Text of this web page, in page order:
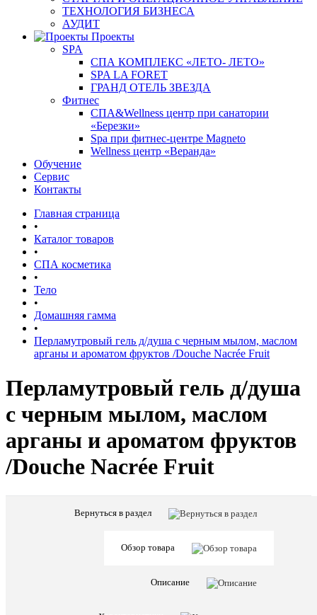
ТЕХНОЛОГИЯ БИЗНЕСА
АУДИТ
Проекты
SPA
СПА КОМПЛЕКС «ЛЕТО- ЛЕТО»
SPA LA FORET
ГРАНД ОТЕЛЬ ЗВЕЗДА
Фитнес
СПА&Wellness центр при санатории
«Березки»
Spa при фитнес-центре Magneto
Wellness центр «Веранда»
Обучение
Сервис
Контакты
Главная страница
•
Каталог товаров
•
СПА косметика
•
Тело
•
Домашняя гамма
•
Перламутровый гель д/душа с черным мылом, маслом
арганы и ароматом фруктов /Douche Nacrée Fruit
Перламутровый гель д/душа
с черным мылом, маслом
арганы и ароматом фруктов
/Douche Nacrée Fruit
Вернуться в раздел
Обзор товара
Описание